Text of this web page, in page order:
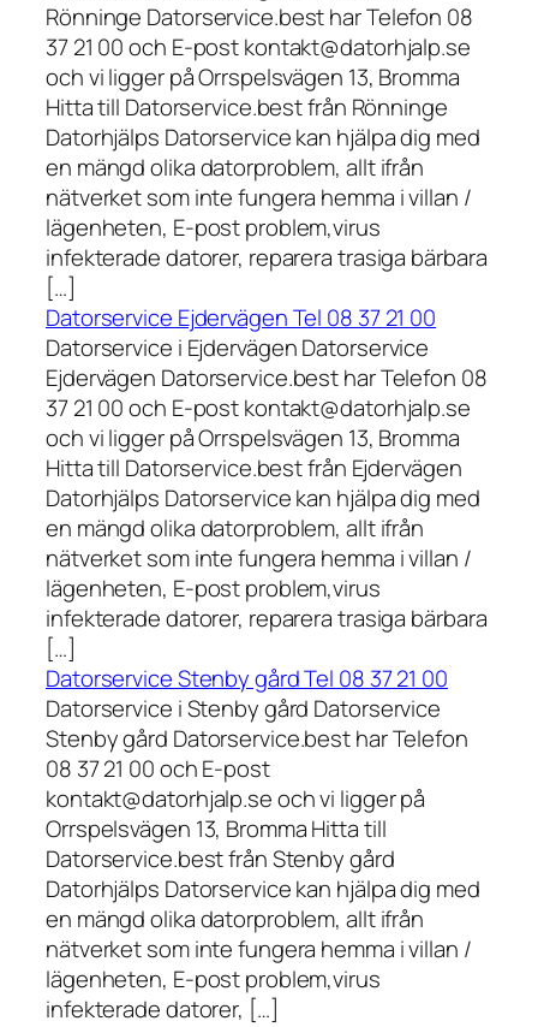
Rönninge Datorservice.best har Telefon 08
37 21 00 och E-post kontakt@datorhjalp.se
och vi ligger på Orrspelsvägen 13, Bromma
Hitta till Datorservice.best från Rönninge
Datorhjälps Datorservice kan hjälpa dig med
en mängd olika datorproblem, allt ifrån
nätverket som inte fungera hemma i villan /
lägenheten, E-post problem,virus
infekterade datorer, reparera trasiga bärbara
[…]
Datorservice Ejdervägen Tel 08 37 21 00
Datorservice i Ejdervägen Datorservice
Ejdervägen Datorservice.best har Telefon 08
37 21 00 och E-post kontakt@datorhjalp.se
och vi ligger på Orrspelsvägen 13, Bromma
Hitta till Datorservice.best från Ejdervägen
Datorhjälps Datorservice kan hjälpa dig med
en mängd olika datorproblem, allt ifrån
nätverket som inte fungera hemma i villan /
lägenheten, E-post problem,virus
infekterade datorer, reparera trasiga bärbara
[…]
Datorservice Stenby gård Tel 08 37 21 00
Datorservice i Stenby gård Datorservice
Stenby gård Datorservice.best har Telefon
08 37 21 00 och E-post
kontakt@datorhjalp.se och vi ligger på
Orrspelsvägen 13, Bromma Hitta till
Datorservice.best från Stenby gård
Datorhjälps Datorservice kan hjälpa dig med
en mängd olika datorproblem, allt ifrån
nätverket som inte fungera hemma i villan /
lägenheten, E-post problem,virus
infekterade datorer, […]